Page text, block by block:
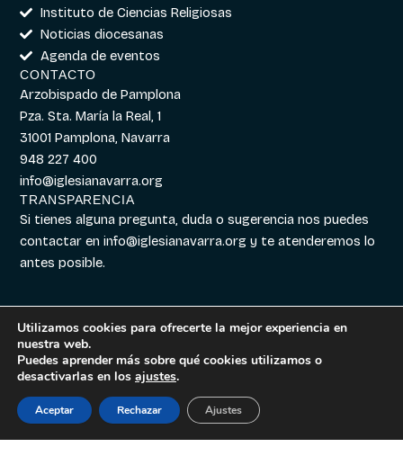
Instituto de Ciencias Religiosas
Noticias diocesanas
Agenda de eventos
CONTACTO
Arzobispado de Pamplona
Pza. Sta. María la Real, 1
31001 Pamplona, Navarra
948 227 400
info@iglesianavarra.org
TRANSPARENCIA
Si tienes alguna pregunta, duda o sugerencia nos puedes
contactar eninfo@iglesianavarra.org y te atenderemos lo
antes posible.
Aviso legal|
Cookies|Política de
Utilizamos cookies para ofrecerte la mejor experiencia en
nuestra web.
Puedes aprender más sobre qué cookies utilizamos o
desactivarlas en los ajustes.
Aceptar Rechazar Ajustes